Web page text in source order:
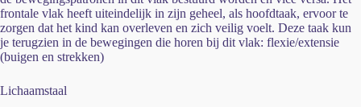
frontale vlak heeft uiteindelijk in zijn geheel, als hoofdtaak, ervoor te
zorgen dat het kind kan overleven en zich veilig voelt. Deze taak kun
je terugzien in de bewegingen die horen bij dit vlak: flexie/extensie
(buigen en strekken)
Lichaamstaal